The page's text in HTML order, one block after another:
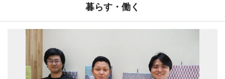
暮らす・働く